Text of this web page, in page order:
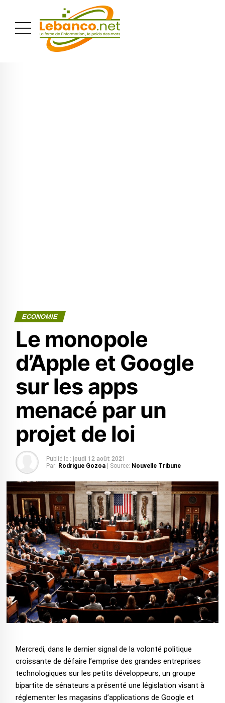
ECONOMIE
Le monopole
d’Apple et Google
sur les apps
menacé par un
projet de loi
Publié le : jeudi 12 août 2021
Par: Rodrigue Gozoa | Source: Nouvelle Tribune
Mercredi, dans le dernier signal de la volonté politique
croissante de défaire l’emprise des grandes entreprises
technologiques sur les petits développeurs, un groupe
bipartite de sénateurs a présenté une législation visant à
réglementer les magasins d’applications de Google et